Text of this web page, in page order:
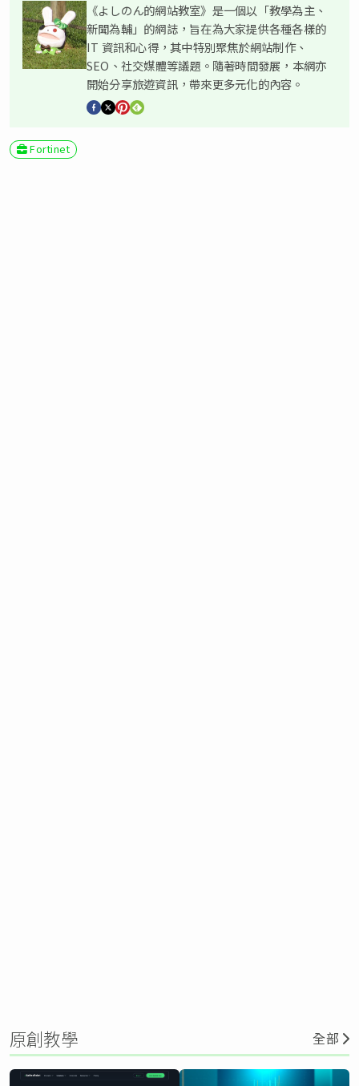
《よしのん的網站教室》是一個以「教學為主、
新聞為輔」的網誌，旨在為大家提供各種各樣的
IT 資訊和心得，其中特別聚焦於網站制作、
SEO、社交媒體等議題。隨著時間發展，本網亦
開始分享旅遊資訊，帶來更多元化的內容。
Fortinet
原創教學 全部